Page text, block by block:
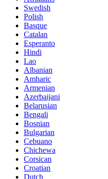
Swedish
Polish
Basque
Catalan
Esperanto
Hindi
Lao
Albanian
Amharic
Armenian
Azerbaijani
Belarusian
Bengali
Bosnian
Bulgarian
Cebuano
Chichewa
Corsican
Croatian
Dutch